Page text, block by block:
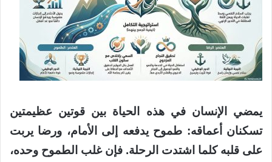
يمضي الإنسان في هذه الحياة بين قوتين عظيمتين
تسكنان أعماقه: طموح يدفعه إلى الأمام، ورضا يربت
على قلبه كلما اشتدت الرحلة. فإن غلب الطموح وحده،